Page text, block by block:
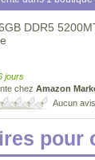
DDR5
jours
chez Amazon
Aucun
pour